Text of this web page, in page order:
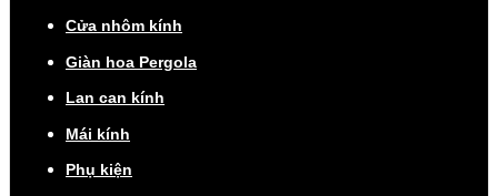
Cửa nhôm kính
Giàn hoa Pergola
Lan can kính
Mái kính
Phụ kiện